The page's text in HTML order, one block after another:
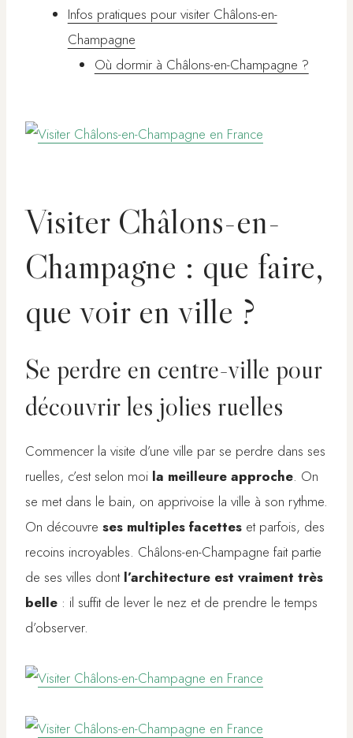
Infos pratiques pour visiter Châlons-en-
Champagne
Où dormir à Châlons-en-Champagne ?
Visiter Châlons-en-
Champagne : que faire,
que voir en ville ?
Se perdre en centre-ville pour
découvrir les jolies ruelles
Commencer la visite d’une ville par se perdre dans ses
ruelles, c’est selon moi la meilleure approche. On
se met dans le bain, on apprivoise la ville à son rythme.
On découvre ses multiples facettes et parfois, des
recoins incroyables. Châlons-en-Champagne fait partie
de ses villes dont l’architecture est vraiment très
belle : il suffit de lever le nez et de prendre le temps
d’observer.